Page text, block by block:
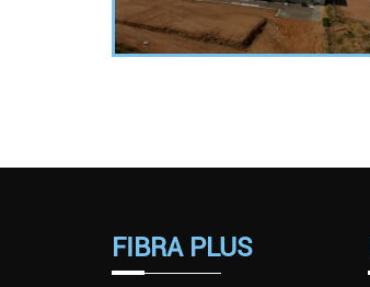
FIBRA PLUS